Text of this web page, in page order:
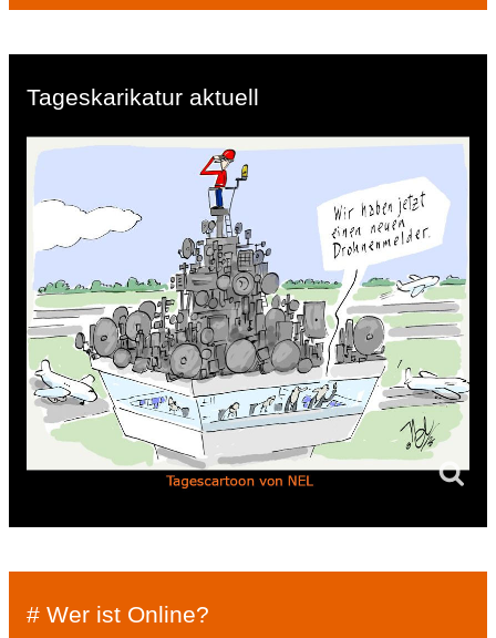
Tageskarikatur aktuell
# Wer ist Online?